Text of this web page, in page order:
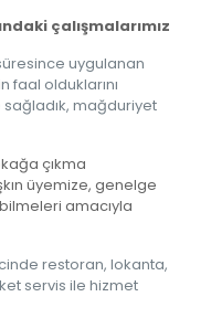
çalışmalarımız
uygulanan
faal olduklarını
mağduriyet
çıkma
üyemize, genelge
amacıyla
restoran, lokanta,
servis ile hizmet